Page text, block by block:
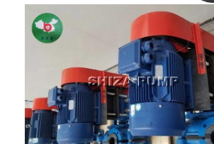
Ecer
Pozioma pompa do szlamu
Pionowa pompa szlamowa